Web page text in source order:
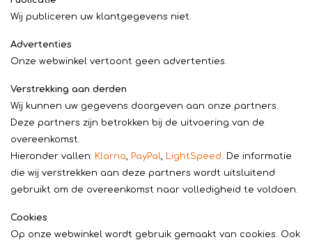
Wij publiceren uw klantgegevens niet.
Advertenties
Onze webwinkel vertoont geen advertenties.
Verstrekking aan derden
Wij kunnen uw gegevens doorgeven aan onze partners.
Deze partners zijn betrokken bij de uitvoering van de
overeenkomst.
Hieronder vallen: Klarna, PayPal, LightSpeed. De informatie
die wij verstrekken aan deze partners wordt uitsluitend
gebruikt om de overeenkomst naar volledigheid te voldoen.
Cookies
Op onze webwinkel wordt gebruik gemaakt van cookies. Ook